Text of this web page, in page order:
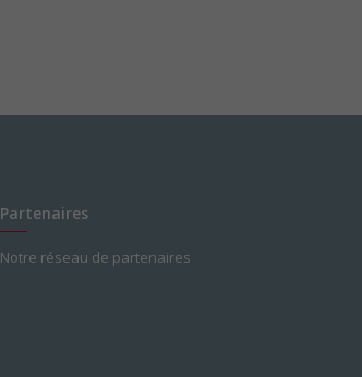
Partenaires
Notre réseau de partenaires